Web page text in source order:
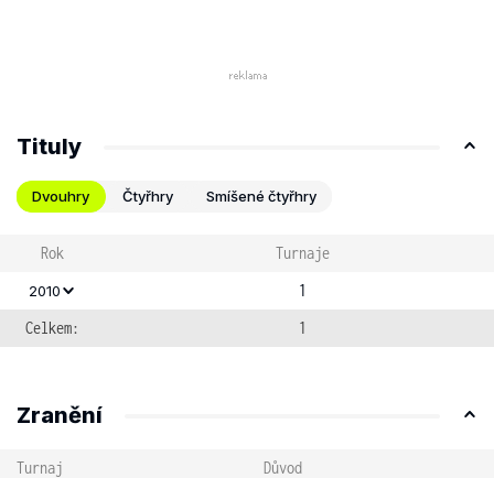
Tituly
Dvouhry Čtyřhry Smíšené čtyřhry
Rok Turnaje
2010
1
Celkem:
1
Zranění
Turnaj
Důvod